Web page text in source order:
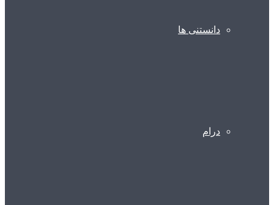
دانستنی ها
درام